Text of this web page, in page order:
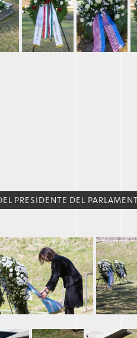
PRESIDENTE DEL